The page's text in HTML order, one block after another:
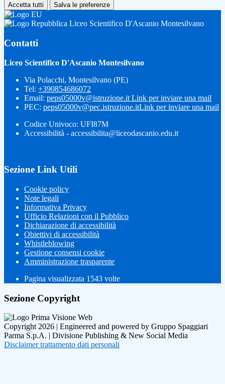
Accetta tutti Salva le preferenze
Liceo Scientifico D'Ascanio Montesilvano
Contatti
Liceo Scientifico D'Ascanio Montesilvano
Via Polacchi, Montesilvano (PE)
Tel: +390854686072
Email: peps05000v@istruzione.it Link per inviare una mail
PEC: peps05000v@pec.istruzione.itLink per inviare una mail
Codice Univoco: UFI87M
Accessibilità - accessibilita@liceodascanio.edu.it
Sezione Link Utili
Cookie policy
Note legali
Informativa Privacy
Ufficio Relazioni con il Pubblico
Dichiarazione di accessibilità
Obiettivi di accessibilità
Whistleblowing
Gestione consensi cookie
Amministrazione trasparente
Pagina visualizzata 1543 volte
Sezione Copyright
Copyright 2026 | Engineered and powered by Gruppo Spaggiari
Parma S.p.A. | Divisione Publishing & New Social Media
Disclaimer trattamento dati personali